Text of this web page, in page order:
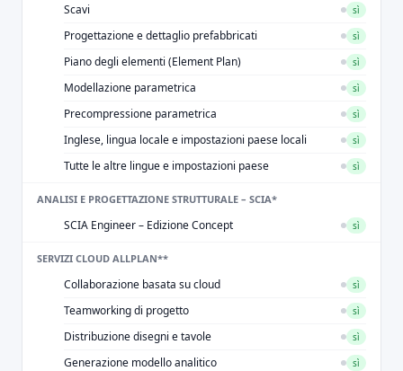
Scavi sì
Progettazione e dettaglio prefabbricati sì
Piano degli elementi (Element Plan) sì
Modellazione parametrica sì
Precompressione parametrica sì
Inglese, lingua locale e impostazioni paese locali sì
Tutte le altre lingue e impostazioni paese sì
ANALISI E PROGETTAZIONE STRUTTURALE – SCIA*
SCIA Engineer – Edizione Concept sì
SERVIZI CLOUD ALLPLAN**
Collaborazione basata su cloud sì
Teamworking di progetto sì
Distribuzione disegni e tavole sì
Generazione modello analitico sì